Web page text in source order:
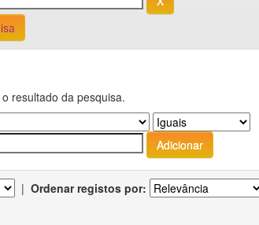
resultado da pesquisa.
| Ordenar registos por: